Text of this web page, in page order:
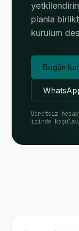
yetkilendirin
planla
kurulum
Bugün
Ücretsiz
içinde